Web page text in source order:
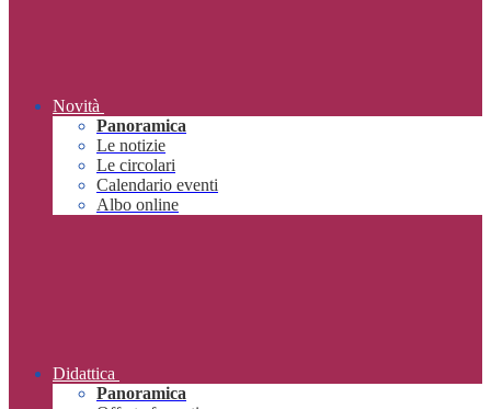
Novità
Panoramica
Le notizie
Le circolari
Calendario eventi
Albo online
Didattica
Panoramica